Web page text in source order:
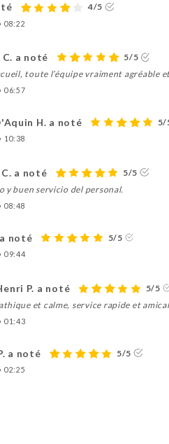
4/5
08:22
a noté
5/5
toute l’équipe vraiment agréable
06:57
H. a noté 5/
10:38
a noté
5/5
y buen servicio del personal.
08:48
noté 5/5
09:44
P. a noté
5/5
et calme, service rapide et amical
01:43
a noté 5/5
02:25